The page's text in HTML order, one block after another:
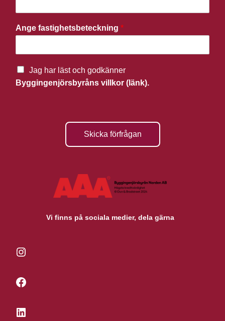
Ange fastighetsbeteckning *
Jag har läst och godkänner
Byggingenjörsbyråns villkor (länk).
Skicka förfrågan
Vi finns på sociala medier, dela gärna
Instagram
Facebook
LinkedIn